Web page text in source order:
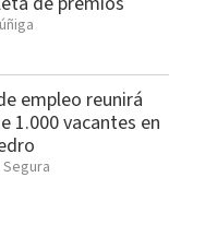
empleo reunirá
1.000 vacantes en